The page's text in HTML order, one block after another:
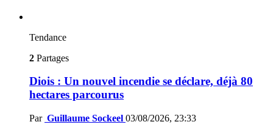
Tendance
2 Partages
Diois : Un nouvel incendie se déclare, déjà 80
hectares parcourus
Par Guillaume Sockeel 03/08/2026, 23:33